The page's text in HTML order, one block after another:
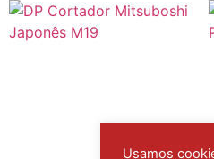
Usamos